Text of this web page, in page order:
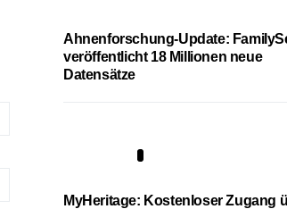
Ahnenforschung-Update:
veröffentlicht 18 Millionen neue
Datensätze
MyHeritage: Kostenloser Zugang